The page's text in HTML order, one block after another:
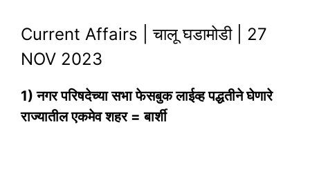
Current Affairs | चालू घडामोडी | 27
NOV 2023
1) नगर परिषदेच्या सभा फेसबुक लाईव्ह पद्धतीने घेणारे
राज्यातील एकमेव शहर = बार्शी